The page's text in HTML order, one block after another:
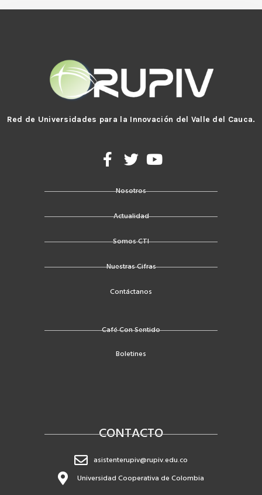
Red de Universidades para la Innovación del Valle del Cauca.
F
a
e
b
o
-
f
T
w
t
t
r
Y
o
t
e
Nosotros
Actualidad
Somos CTI
Nuestras Cifras
Contáctanos
Café Con Sentido
Boletines
CONTACTO
asistenterupiv@rupiv.edu.co
Universidad Cooperativa de Colombia